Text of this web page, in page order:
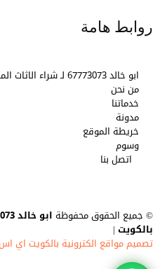
روابط هامة
ابو خالد 67773073 لـ شراء الاثاث المستعمل بالكويت
من نحن
خدماتنا
مدونة
خريطة الموقع
وسوم
اتصل بنا
© جميع الحقوق محفوظة
بالكويت |
تصميم مواقع الكترونية بالكويت اي